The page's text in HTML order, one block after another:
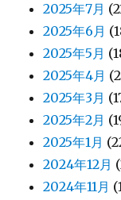
2025年7月
2025年6月
2025年5月
2025年4月
2025年3月
2025年2月
2025年1月
2024年12月
2024年11月